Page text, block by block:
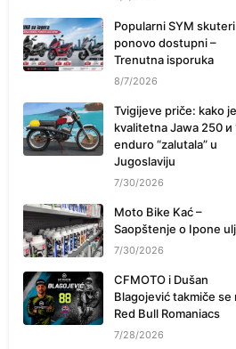
Popularni SYM skuteri
ponovo dostupni –
Trenutna isporuka
8/7/2026
Tvigijeve priče: kako je
kvalitetna Jawa 250 и
enduro “zalutala” u
Jugoslaviju
7/30/2026
Moto Bike Kać –
Saopštenje o Ipone
7/30/2026
CFMOTO i Dušan
Blagojević takmiče se
Red Bull Romaniacs
7/28/2026